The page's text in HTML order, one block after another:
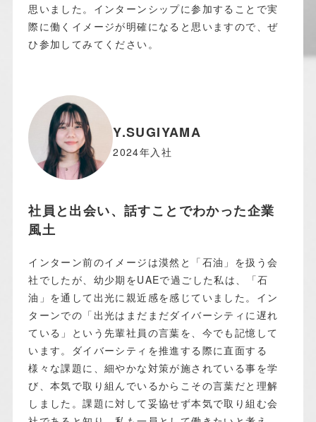
思いました。インターンシップに参加することで実
際に働くイメージが明確になると思いますので、ぜ
ひ参加してみてください。
Y.SUGIYAMA
2024年入社
社員と出会い、話すことでわかった企業
風土
インターン前のイメージは漠然と「石油」を扱う会
社でしたが、幼少期をUAEで過ごした私は、「石
油」を通して出光に親近感を感じていました。イン
ターンでの「出光はまだまだダイバーシティに遅れ
ている」という先輩社員の言葉を、今でも記憶して
います。ダイバーシティを推進する際に直面する
様々な課題に、細やかな対策が施されている事を学
び、本気で取り組んでいるからこその言葉だと理解
しました。課題に対して妥協せず本気で取り組む会